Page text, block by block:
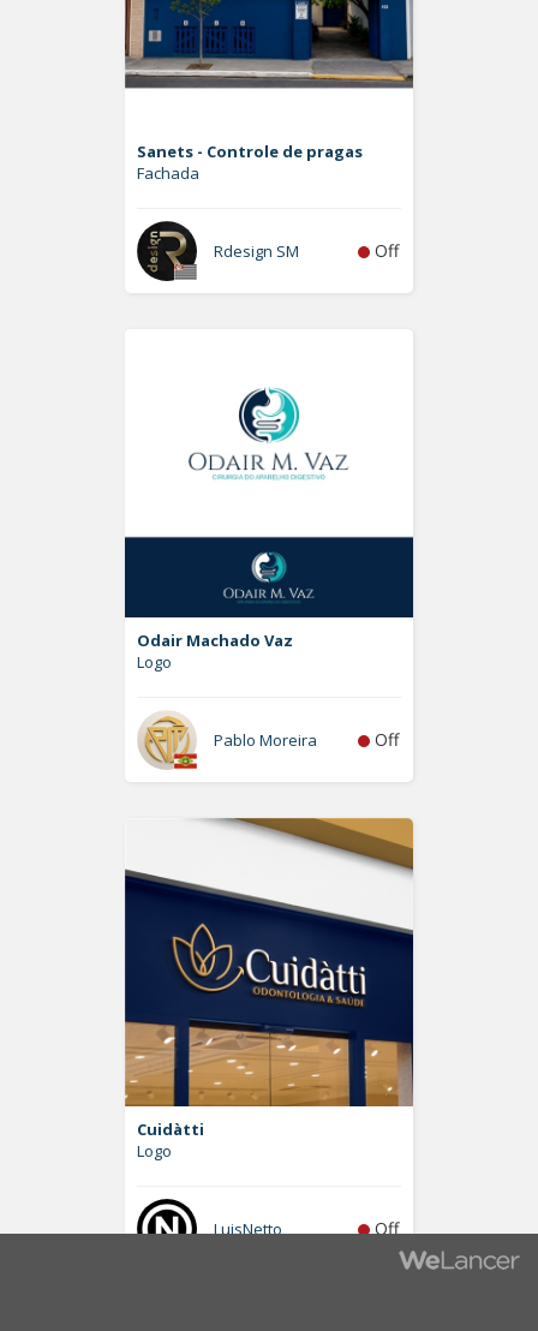
Sanets - Controle de pragas
Fachada
Rdesign SM Off
Odair Machado Vaz
Logo
Pablo Moreira Off
Cuidàtti
Logo
LuisNetto Off